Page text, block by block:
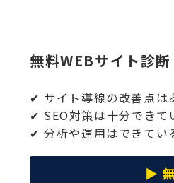
無料WEBサイト診断
✔︎ サイト導線の改善点は
✔︎ SEO対策は十分できて
✔︎ 分析や運用はできてい
▶︎